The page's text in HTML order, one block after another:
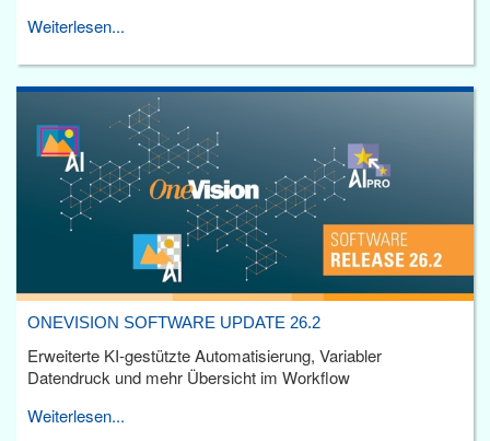
Weiterlesen...
ONEVISION SOFTWARE UPDATE 26.2
Erweiterte KI-gestützte Automatisierung, Variabler
Datendruck und mehr Übersicht im Workflow
Weiterlesen...